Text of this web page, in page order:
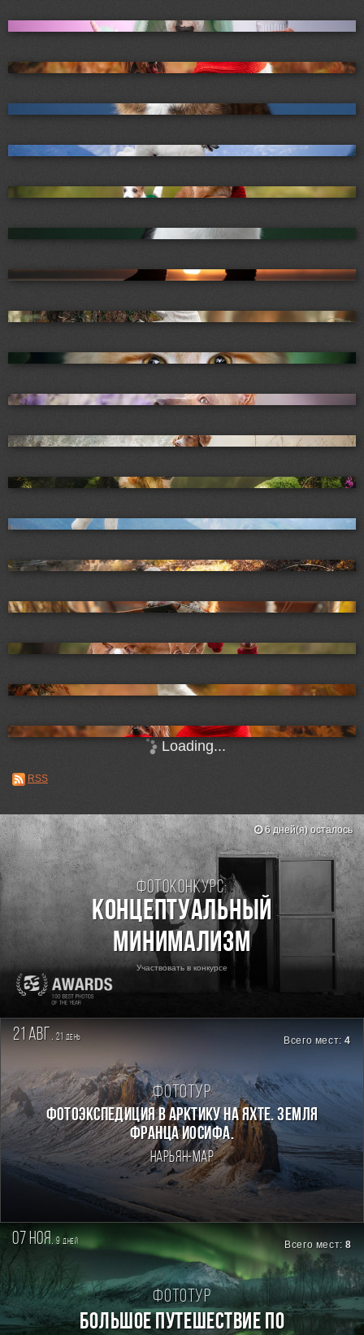
Loading...
RSS
Фотоконкурс:
Концептуальный
минимализм
Участвовать в конкурсе
6 дней(я) осталось
21 авг. 21 день Всего мест:4
Фототур
Фотоэкспедиция в Арктику на яхте. Земля
Франца Иосифа.
Нарьян-Мар
07 ноя. 9дней Всего мест:8
Фототур
БОЛЬШОЕ ПУТЕШЕСТВИЕ ПО